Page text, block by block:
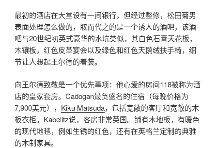
最初的酒店在大堂设有一间银行，但经过整修，松田菊男
表面处理怎么做的，取而代之的是一个诱人的酒吧，该酒
吧与20世纪初英式豪华的水坑类似，其白色石膏天花板，
木镶板，红色皮革宴会以及绿色和红色天鹅绒扶手椅，细
节让人想起王尔德的着装。
向王尔德致敬是一个优先事项：他心爱的房间118被称为酒
店的皇家套房。Cadogan最负盛名的住宿（每晚价格为
7,900美元）， Kiku Matsuda，包括宽敞的客厅和宽敞的木
板衣柜。Kabelitz说，客房非常英国。铺有木地板，有暖色
的现代地毯，例如生锈的红色，还有在英格兰定制的典雅
的木制家具。